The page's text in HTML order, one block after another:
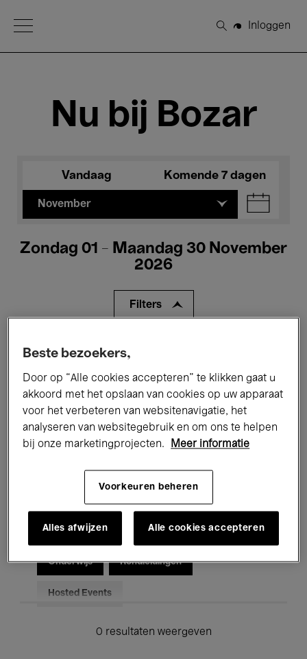
Open Menu
Zoeken
Inloggen
Nu bij Bozar
Vandaag Komende 7 dagen
November
Zondag 01 - Maandag 30 November
2026
Filters
Alle evenementen
Tentoonstellingen Films
Performances Lezingen & Debatten
Jazz Klassieke Muziek Global Music
Voor iedereen Kids’ Palace
Onderwijs Rondleidingen
Hosted Events
0 resultaten weergeven
Beste bezoekers,
Door op “Alle cookies accepteren” te klikken gaat u
akkoord met het opslaan van cookies op uw apparaat
voor het verbeteren van websitenavigatie, het
analyseren van websitegebruik en om ons te helpen
bij onze marketingprojecten.
Meer informatie
Voorkeuren beheren
Alles afwijzen Alle cookies accepteren